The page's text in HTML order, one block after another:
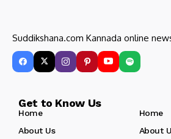
Suddikshana.com Kannada online
Get to Know Us
Home
Home
About Us
About